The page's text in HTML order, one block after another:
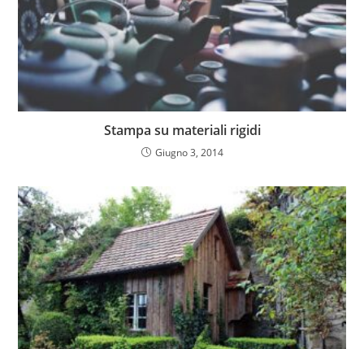
Stampa su materiali rigidi
Giugno 3, 2014